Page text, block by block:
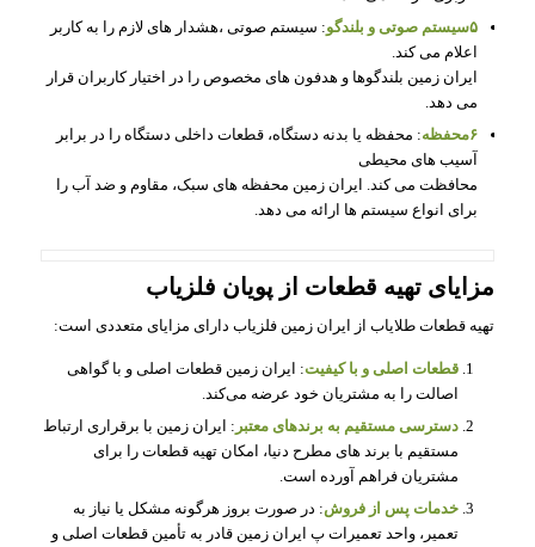
۵سیستم صوتی و بلندگو
: سیستم صوتی ،هشدار های لازم را به کاربر
اعلام می‌ کند.
ایران زمین بلندگوها و هدفون‌ های مخصوص را در اختیار کاربران قرار
می‌ دهد.
۶محفظه
: محفظه یا بدنه دستگاه، قطعات داخلی دستگاه را در برابر
آسیب‌ های محیطی
محافظت می‌ کند. ایران زمین محفظه‌ های سبک، مقاوم و ضد آب را
برای انواع سیستم ها ارائه می‌ دهد.
مزایای تهیه قطعات از پویان فلزیاب
تهیه قطعات طلایاب از ایران زمین فلزیاب دارای مزایای متعددی است:
قطعات اصلی و با کیفیت: ایران زمین قطعات اصلی و با گواهی
اصالت را به مشتریان خود عرضه می‌کند.
دسترسی مستقیم به برندهای معتبر : ایران زمین با برقراری ارتباط
مستقیم با برند های مطرح دنیا، امکان تهیه قطعات را برای
مشتریان فراهم آورده است.
خدمات پس از فروش: در صورت بروز هرگونه مشکل یا نیاز به
تعمیر، واحد تعمیرات پ ایران زمین قادر به تأمین قطعات اصلی و